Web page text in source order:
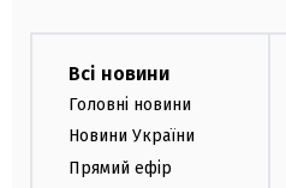
Всі новини
Головні новини
Новини України
Прямий ефір